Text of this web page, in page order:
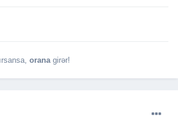
orana girər!